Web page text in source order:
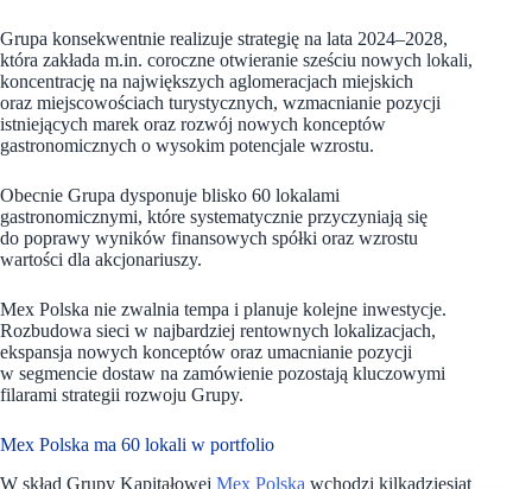
Grupa konsekwentnie realizuje strategię na lata 2024–2028,
która zakłada m.in. coroczne otwieranie sześciu nowych lokali,
koncentrację na największych aglomeracjach miejskich
oraz miejscowościach turystycznych, wzmacnianie pozycji
istniejących marek oraz rozwój nowych konceptów
gastronomicznych o wysokim potencjale wzrostu.
Obecnie Grupa dysponuje blisko 60 lokalami
gastronomicznymi, które systematycznie przyczyniają się
do poprawy wyników finansowych spółki oraz wzrostu
wartości dla akcjonariuszy.
Mex Polska nie zwalnia tempa i planuje kolejne inwestycje.
Rozbudowa sieci w najbardziej rentownych lokalizacjach,
ekspansja nowych konceptów oraz umacnianie pozycji
w segmencie dostaw na zamówienie pozostają kluczowymi
filarami strategii rozwoju Grupy.
Mex Polska ma 60 lokali w portfolio
W skład Grupy Kapitałowej Mex Polska wchodzi kilkadziesiąt